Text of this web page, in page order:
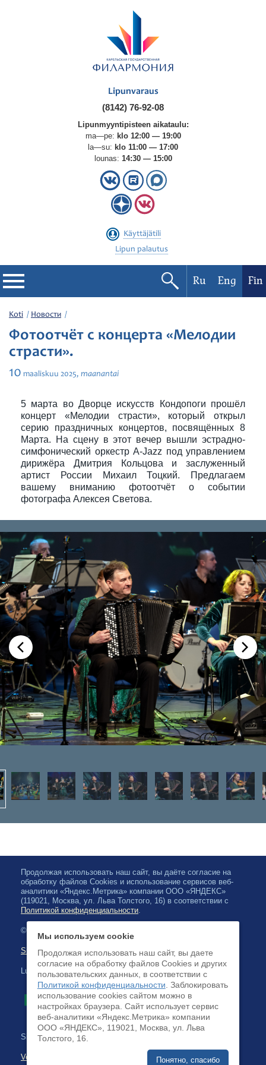
Lipunvaraus
(8142) 76-92-08
Lipunmyyntipisteen aikataulu:
ma—pe: klo 12:00 — 19:00
la—su: klo 11:00 — 17:00
lounas: 14:30 — 15:00
Käyttäjätili
Lipun palautus
Filharmonia
Konserttikalenteri
Festivaalit
Ru Eng Fin
Koti Новости
Фотоотчёт с концерта «Мелодии
страсти».
10 maaliskuu 2025, maanantai
5 марта во Дворце искусств Кондопоги прошёл
концерт «Мелодии страсти», который открыл
серию праздничных концертов, посвящённых 8
Марта. На сцену в этот вечер вышли эстрадно-
симфонический оркестр A-Jazz под управлением
дирижёра Дмитрия Кольцова и заслуженный
артист России Михаил Тоцкий. Предлагаем
вашему вниманию фотоотчёт о событии
фотографа Алексея Светова.
Продолжая использовать наш сайт, вы даёте согласие на
обработку файлов Cookies и использование сервисов веб-
аналитики «Яндекс.Метрика» компании ООО «ЯНДЕКС»
(119021, Москва, ул. Льва Толстого, 16) в соответствии с
Политикой конфиденциальности.
© 2026, Karjalan valtionfilharmonia
Sivuston kartta
Luottokortilla maksaminen on saatavilla
Sivuston kehittäminen:
Verkkoliiketoimintajärjestelmä
Мы используем cookie
Продолжая использовать наш сайт, вы даете
согласие на обработку файлов Cookies и других
пользовательских данных, в соответствии с
Политикой конфиденциальности . Заблокировать
использование cookies сайтом можно в
настройках браузера. Cайт использует сервис
веб-аналитики «Яндекс.Метрика» компании
ООО «ЯНДЕКС», 119021, Москва, ул. Льва
Толстого, 16.
Понятно, спасибо